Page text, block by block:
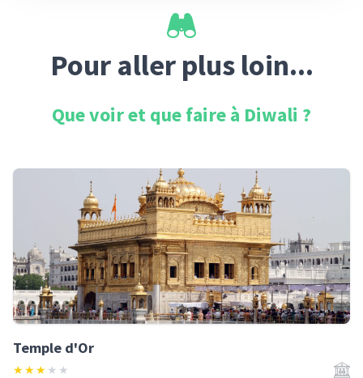
Pour aller plus loin...
Que voir et que faire à Diwali ?
Temple d'Or
★★★ ★ ★